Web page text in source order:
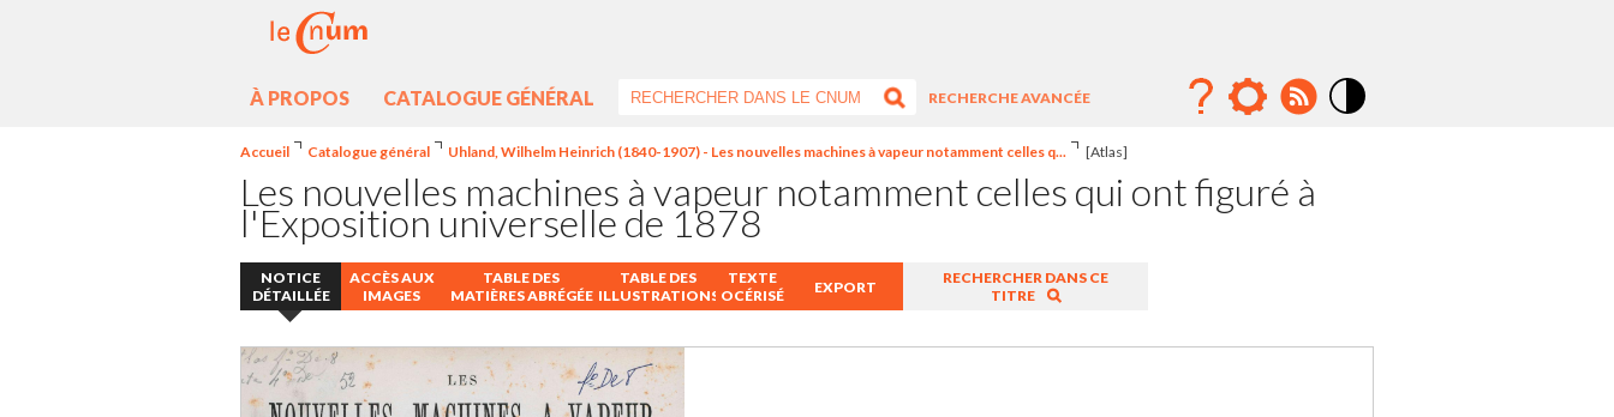
À PROPOS CATALOGUE GÉNÉRAL
RECHERCHE AVANCÉE
Accueil Catalogue général Uhland, Wilhelm Heinrich (1840-1907) - Les nouvelles machines à vapeur notamment celles q... [Atlas]
Les nouvelles machines à vapeur notamment celles qui ont figuré à
l'Exposition universelle de 1878
NOTICE
DÉTAILLÉE
ACCÈS AUX
IMAGES
TABLE DES
MATIÈRES ABRÉGÉE
TABLE DES
ILLUSTRATIONS
TEXTE
OCÉRISÉ
EXPORT
RECHERCHER DANS CE
TITRE